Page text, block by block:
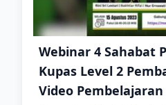
Webinar 4 Sahabat
Kupas Level 2
Video Pembelajaran